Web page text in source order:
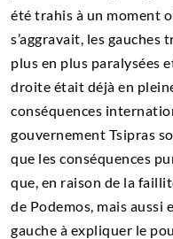
été trahis à un moment
s’aggravait, les
plus en plus paralysées
droite était déjà en
conséquences
gouvernement Tsipras
que les conséquences
que, en raison de la
de Podemos, mais aussi
gauche à expliquer le